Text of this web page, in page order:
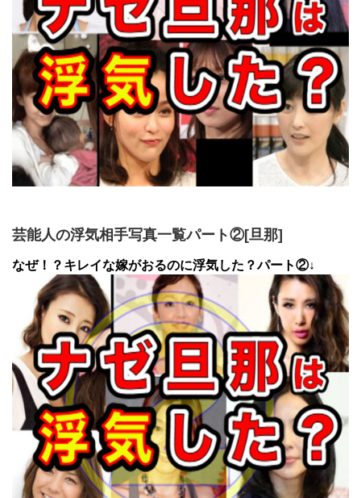
芸能人の浮気相手写真一覧パート②[旦那]
なぜ！？キレイな嫁がおるのに浮気した？パート②↓